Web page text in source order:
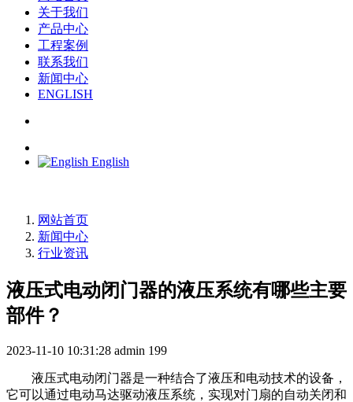
关于我们
产品中心
工程案例
联系我们
新闻中心
ENGLISH
English
网站首页
新闻中心
行业资讯
液压式电动闭门器的液压系统有哪些主要
部件？
2023-11-10 10:31:28 admin 199
液压式电动闭门器是一种结合了液压和电动技术的设备，
它可以通过电动马达驱动液压系统，实现对门扇的自动关闭和